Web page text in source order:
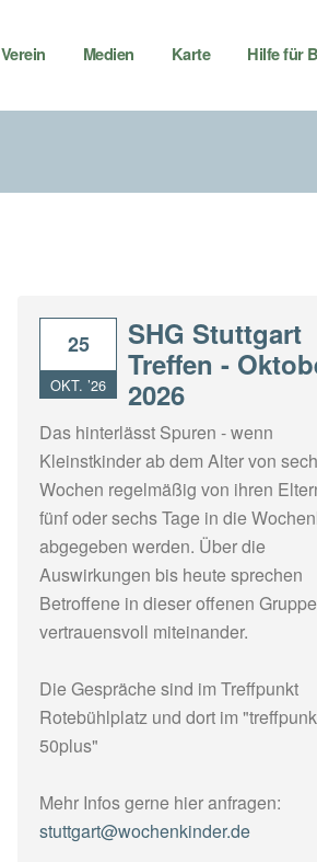
Verein Medien Karte Hilfe für
25
OKT. ’26
SHG Stuttgart
Treffen -
2026
Das hinterlässt Spuren - wenn
Kleinstkinder ab dem Alter von
Wochen regelmäßig von ihren
fünf oder sechs Tage in die
abgegeben werden. Über die
Auswirkungen bis heute sprechen
Betroffene in dieser offenen Gruppe
vertrauensvoll miteinander.
Die Gespräche sind im Treffpunkt
Rotebühlplatz und dort im
50plus"
Mehr Infos gerne hier anfragen:
stuttgart@wochenkinder.de